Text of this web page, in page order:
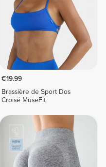
€19.99
Brassière de Sport Dos
Croisé MuseFit